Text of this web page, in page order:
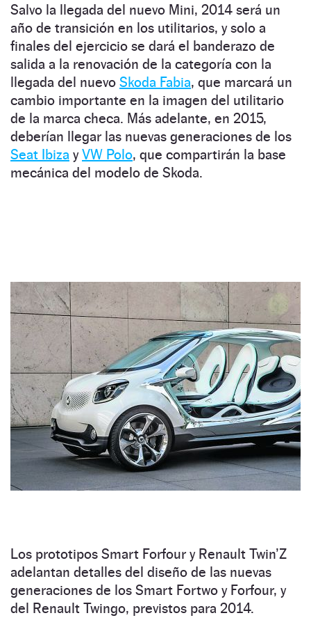
Salvo la llegada del nuevo Mini, 2014 será un
año de transición en los utilitarios, y solo a
finales del ejercicio se dará el banderazo de
salida a la renovación de la categoría con la
llegada del nuevo Skoda Fabia, que marcará un
cambio importante en la imagen del utilitario
de la marca checa. Más adelante, en 2015,
deberían llegar las nuevas generaciones de los
Seat Ibiza yVW Polo, que compartirán la base
mecánica del modelo de Skoda.
Los prototipos Smart Forfour y Renault Twin’Z
adelantan detalles del diseño de las nuevas
generaciones de los Smart Fortwo y Forfour, y
del Renault Twingo, previstos para 2014.